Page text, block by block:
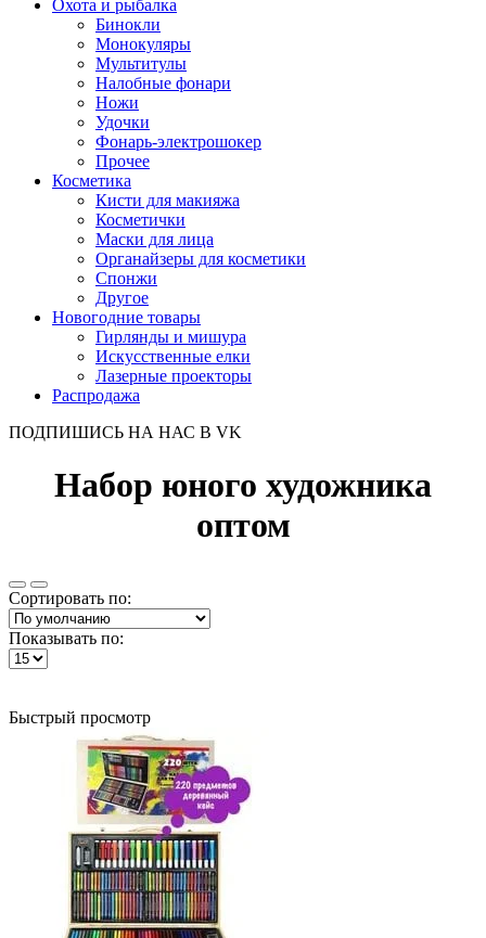
Охота и рыбалка
Бинокли
Монокуляры
Мультитулы
Налобные фонари
Ножи
Удочки
Фонарь-электрошокер
Прочее
Косметика
Кисти для макияжа
Косметички
Маски для лица
Органайзеры для косметики
Спонжи
Другое
Новогодние товары
Гирлянды и мишура
Искусственные елки
Лазерные проекторы
Распродажа
ПОДПИШИСЬ НА НАС В VK
Набор юного художника
оптом
Сортировать по:
Показывать по:
Быстрый просмотр